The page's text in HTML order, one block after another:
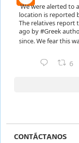
We were alerted to
location is reported
The relatives report
ago by#Greek
since. We fear this
6
CONTÁCTANOS